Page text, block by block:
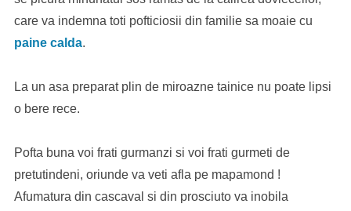
care va indemna toti pofticiosii din familie sa moaie cu
paine calda.
La un asa preparat plin de miroazne tainice nu poate lipsi
o bere rece.
Pofta buna voi frati gurmanzi si voi frati gurmeti de
pretutindeni, oriunde va veti afla pe mapamond !
Afumatura din cascaval si din prosciuto va inobila